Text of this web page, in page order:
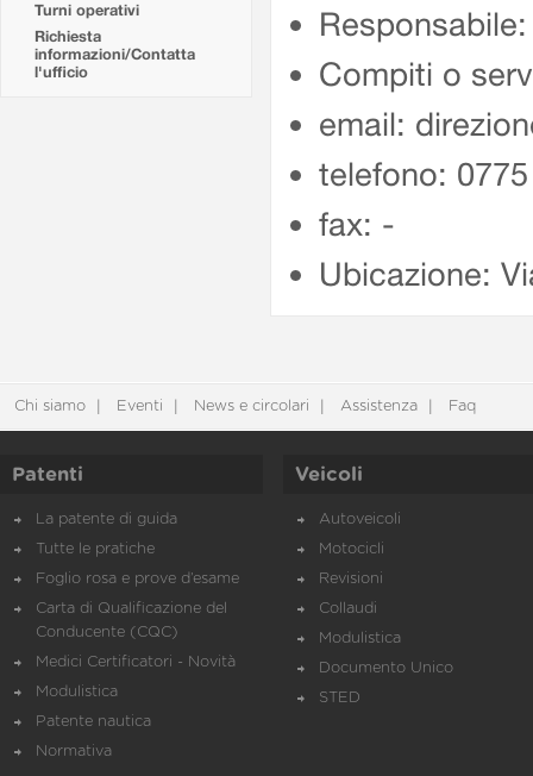
Turni operativi
Richiesta
informazioni/Contatta
l'ufficio
Compiti o
email:
telefono:
fax: -
Ubicazione:
Chi siamo Eventi News e circolari Assistenza Faq
Patenti
La patente di guida
Tutte le pratiche
Foglio rosa e prove d’esame
Carta di Qualificazione del
Conducente (CQC)
Medici Certificatori - Novità
Modulistica
Patente nautica
Normativa
Veicoli
Autoveicoli
Motocicli
Revisioni
Collaudi
Modulistica
Documento Unico
STED